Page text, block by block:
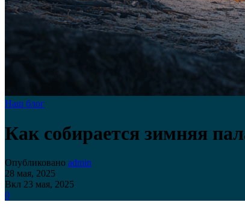
Наш блог
Как собирается зимняя
Опубликовано admin
28 мая, 2025
Вкл 23 мая, 2025
0